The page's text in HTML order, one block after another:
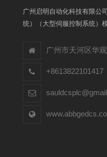
广州启明自动化科技有限公
统）（大型伺服控制系统）
广州市天河区华
+8613822101417